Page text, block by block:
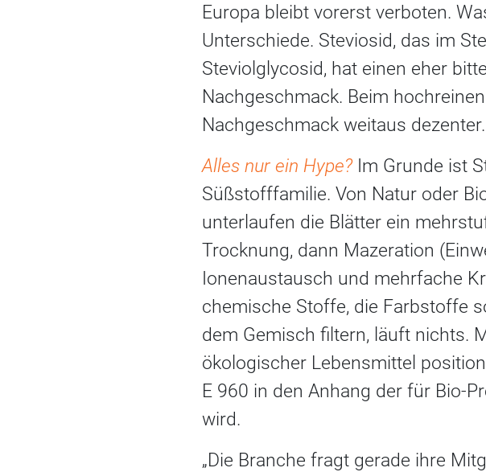
Europa bleibt vorerst verboten.
Unterschiede. Steviosid, das im
Steviolglycosid, hat einen eher
Nachgeschmack. Beim
Nachgeschmack weitaus dezenter.
Alles nur ein Hype?Im Grunde ist
Süßstofffamilie. Von Natur oder
unterlaufen die Blätter ein
Trocknung, dann Mazeration
Ionenaustausch und mehrfache
chemische Stoffe, die Farbstoffe
dem Gemisch filtern, läuft nichts.
ökologischer Lebensmittel
E 960 in den Anhang der für Bio-
wird.
„Die Branche fragt gerade ihre